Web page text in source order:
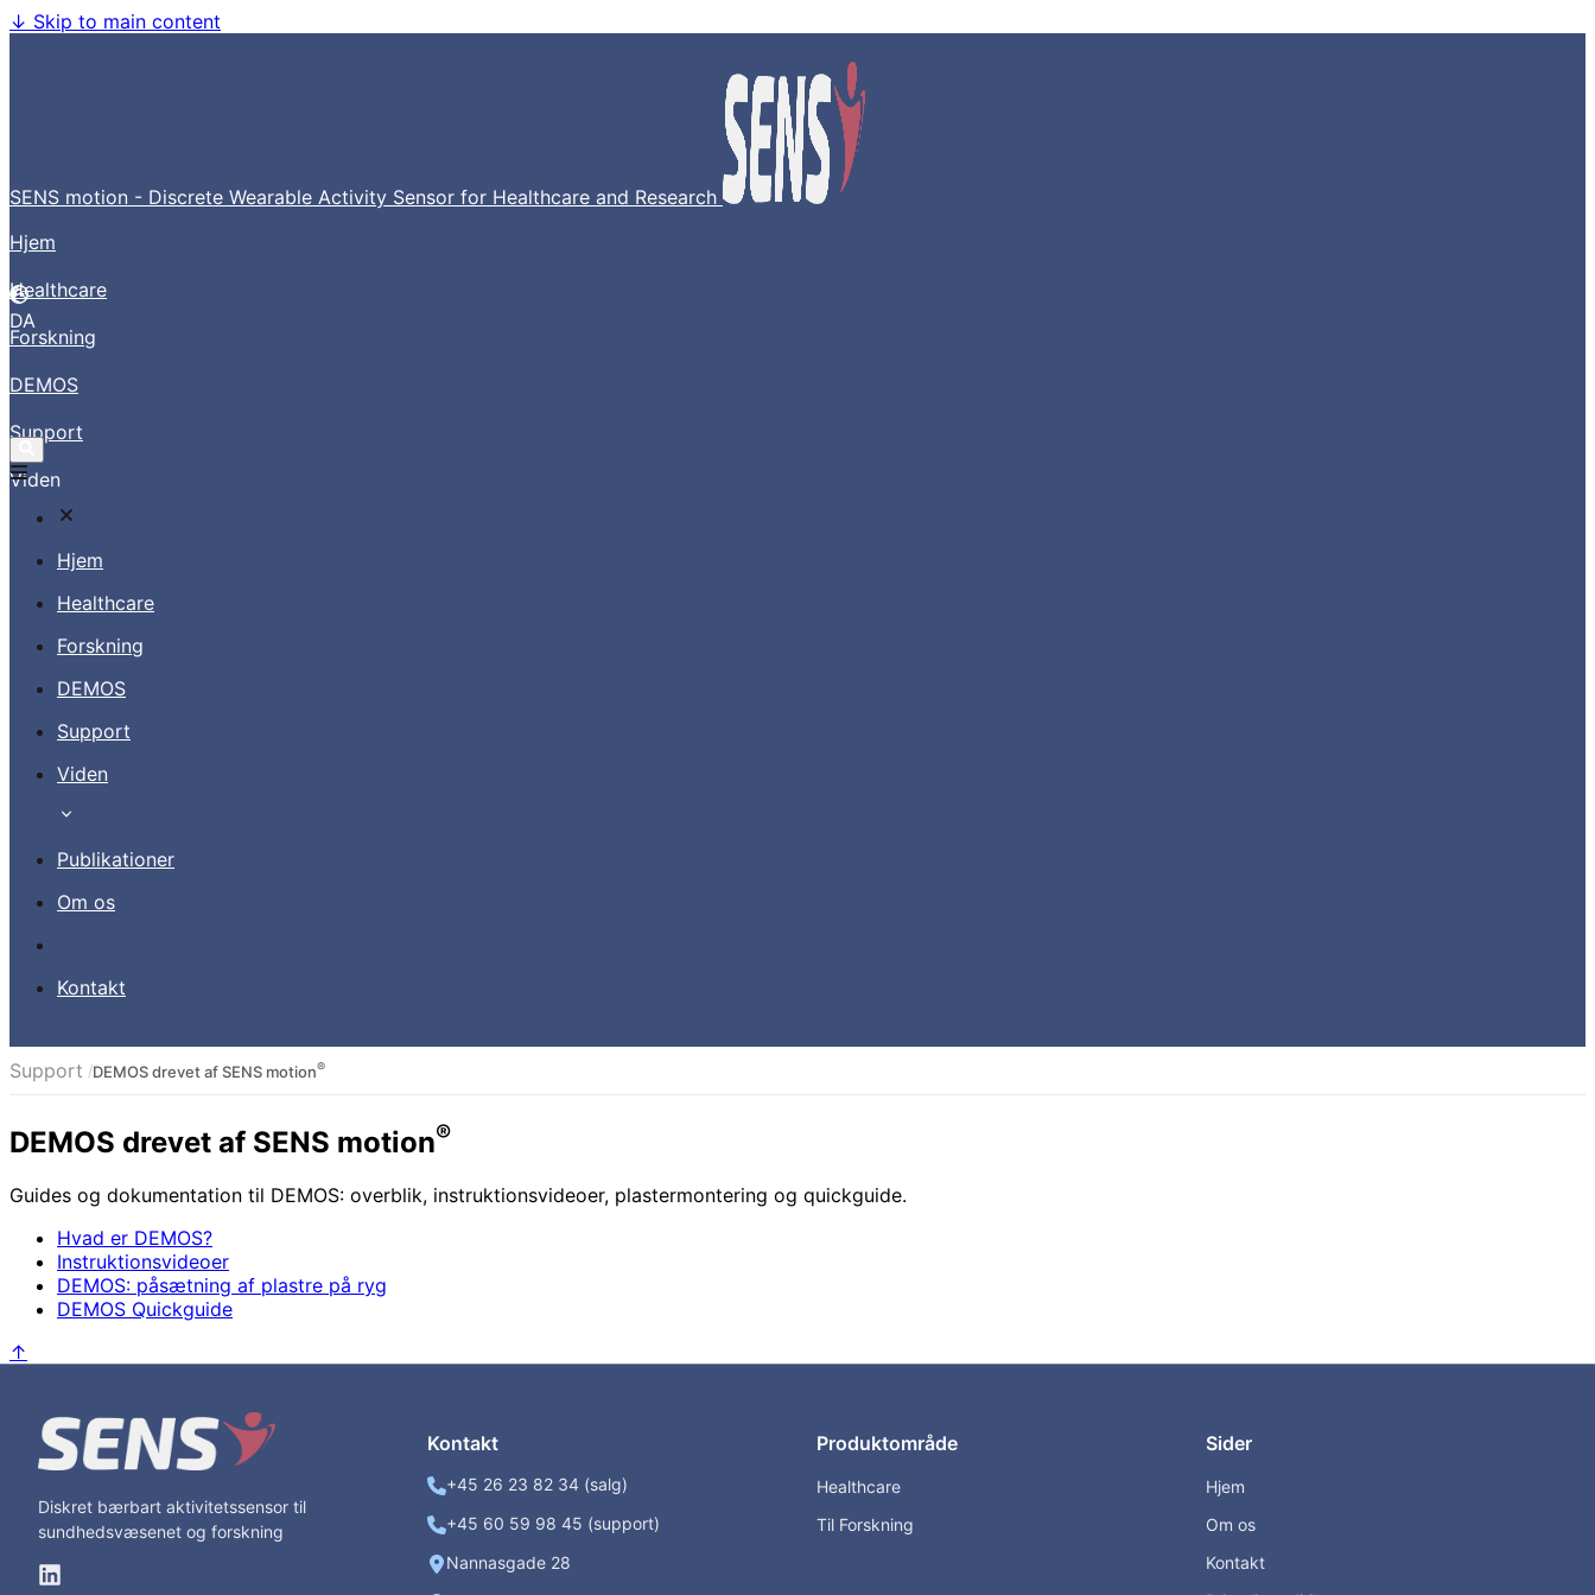
↓ Skip to main content
SENS motion - Discrete Wearable Activity Sensor for Healthcare and Research
Hjem
Healthcare
Forskning
DEMOS
Support
Viden
DA
Hjem
Healthcare
Forskning
DEMOS
Support
Viden
Publikationer
Om os
Kontakt
Support DEMOS drevet af SENS motion®
DEMOS drevet af SENS motion®
Guides og dokumentation til DEMOS: overblik, instruktionsvideoer, plastermontering og quickguide.
Hvad er DEMOS?
Instruktionsvideoer
DEMOS: påsætning af plastre på ryg
DEMOS Quickguide
↑
Diskret bærbart aktivitetssensor til
sundhedsvæsenet og forskning
Kontakt
+45 26 23 82 34 (salg)
+45 60 59 98 45 (support)
Nannasgade 28
Produktområde
Healthcare
Til Forskning
Sider
Hjem
Om os
Kontakt